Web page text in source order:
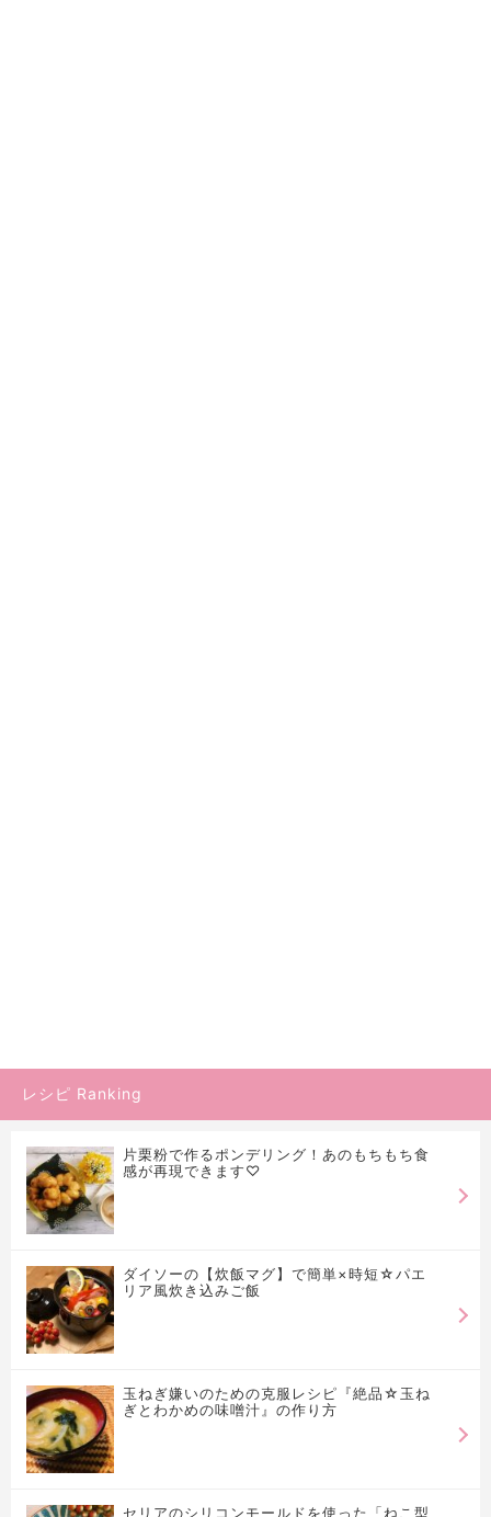
レシピ Ranking
片栗粉で作るポンデリング！あのもちもち食
感が再現できます♡
ダイソーの【炊飯マグ】で簡単×時短☆パエ
リア風炊き込みご飯
玉ねぎ嫌いのための克服レシピ『絶品☆玉ね
ぎとわかめの味噌汁』の作り方
セリアのシリコンモールドを使った「ねこ型